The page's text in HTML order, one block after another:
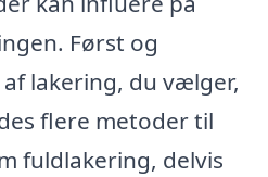
Først og
lakering, du vælger,
flere metoder til
fuldlakering, delvis